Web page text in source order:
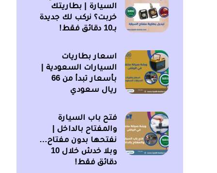
السيارة | بطاريتك
خربت؟ نركب لك جديدة
بـ10 دقائق فقط!
اسعار بطاريات
السيارات السعودية |
بأسعار تبدأ من 66
ريال سعودي
فتح باب السيارة
والمفتاح بالداخل |
نفتحها بدون مفتاح…
وبلا خدش خلال 10
دقائق فقط!